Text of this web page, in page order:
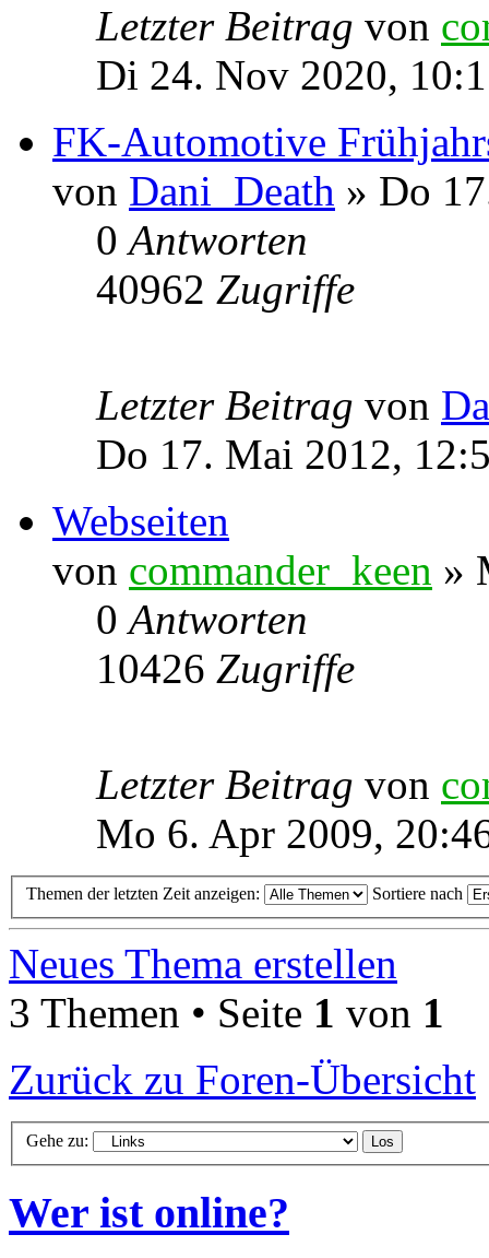
Letzter Beitrag von
Di 24. Nov 2020,
FK-Automotive
von Dani_Death » Do
0Antworten
40962 Zugriffe
Letzter Beitrag von
Do 17. Mai 2012,
Webseiten
von commander_keen »
0Antworten
10426 Zugriffe
Letzter Beitrag von
Mo 6. Apr 2009,
Themen der letzten Zeit anzeigen: Sortiere nach
Neues Thema erstellen
3 Themen • Seite 1 von 1
Zurück zu Foren-Übersicht
Gehe zu:
Wer ist online?